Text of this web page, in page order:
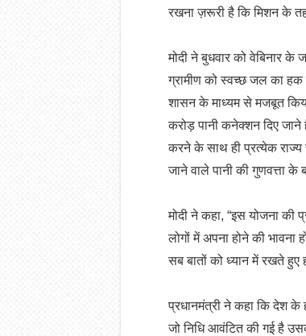
रखना ज़रूरी है कि मिशन के
मोदी ने बुधवार को वेबिनार
ग्रामीण को स्वच्छ जल का
शासन के माध्यम से मजबूत
करोड़ पानी कनेक्शन दिए
करने के साथ ही प्रत्येक राज्य
जाने वाले पानी की गुणवत्ता
मोदी ने कहा, “इस योजना
लोगों में अपना होने की भावना
सब बातों को ध्यान में रखते
प्रधानमंत्री ने कहा कि देश
जो निधि आवंटित की गई है